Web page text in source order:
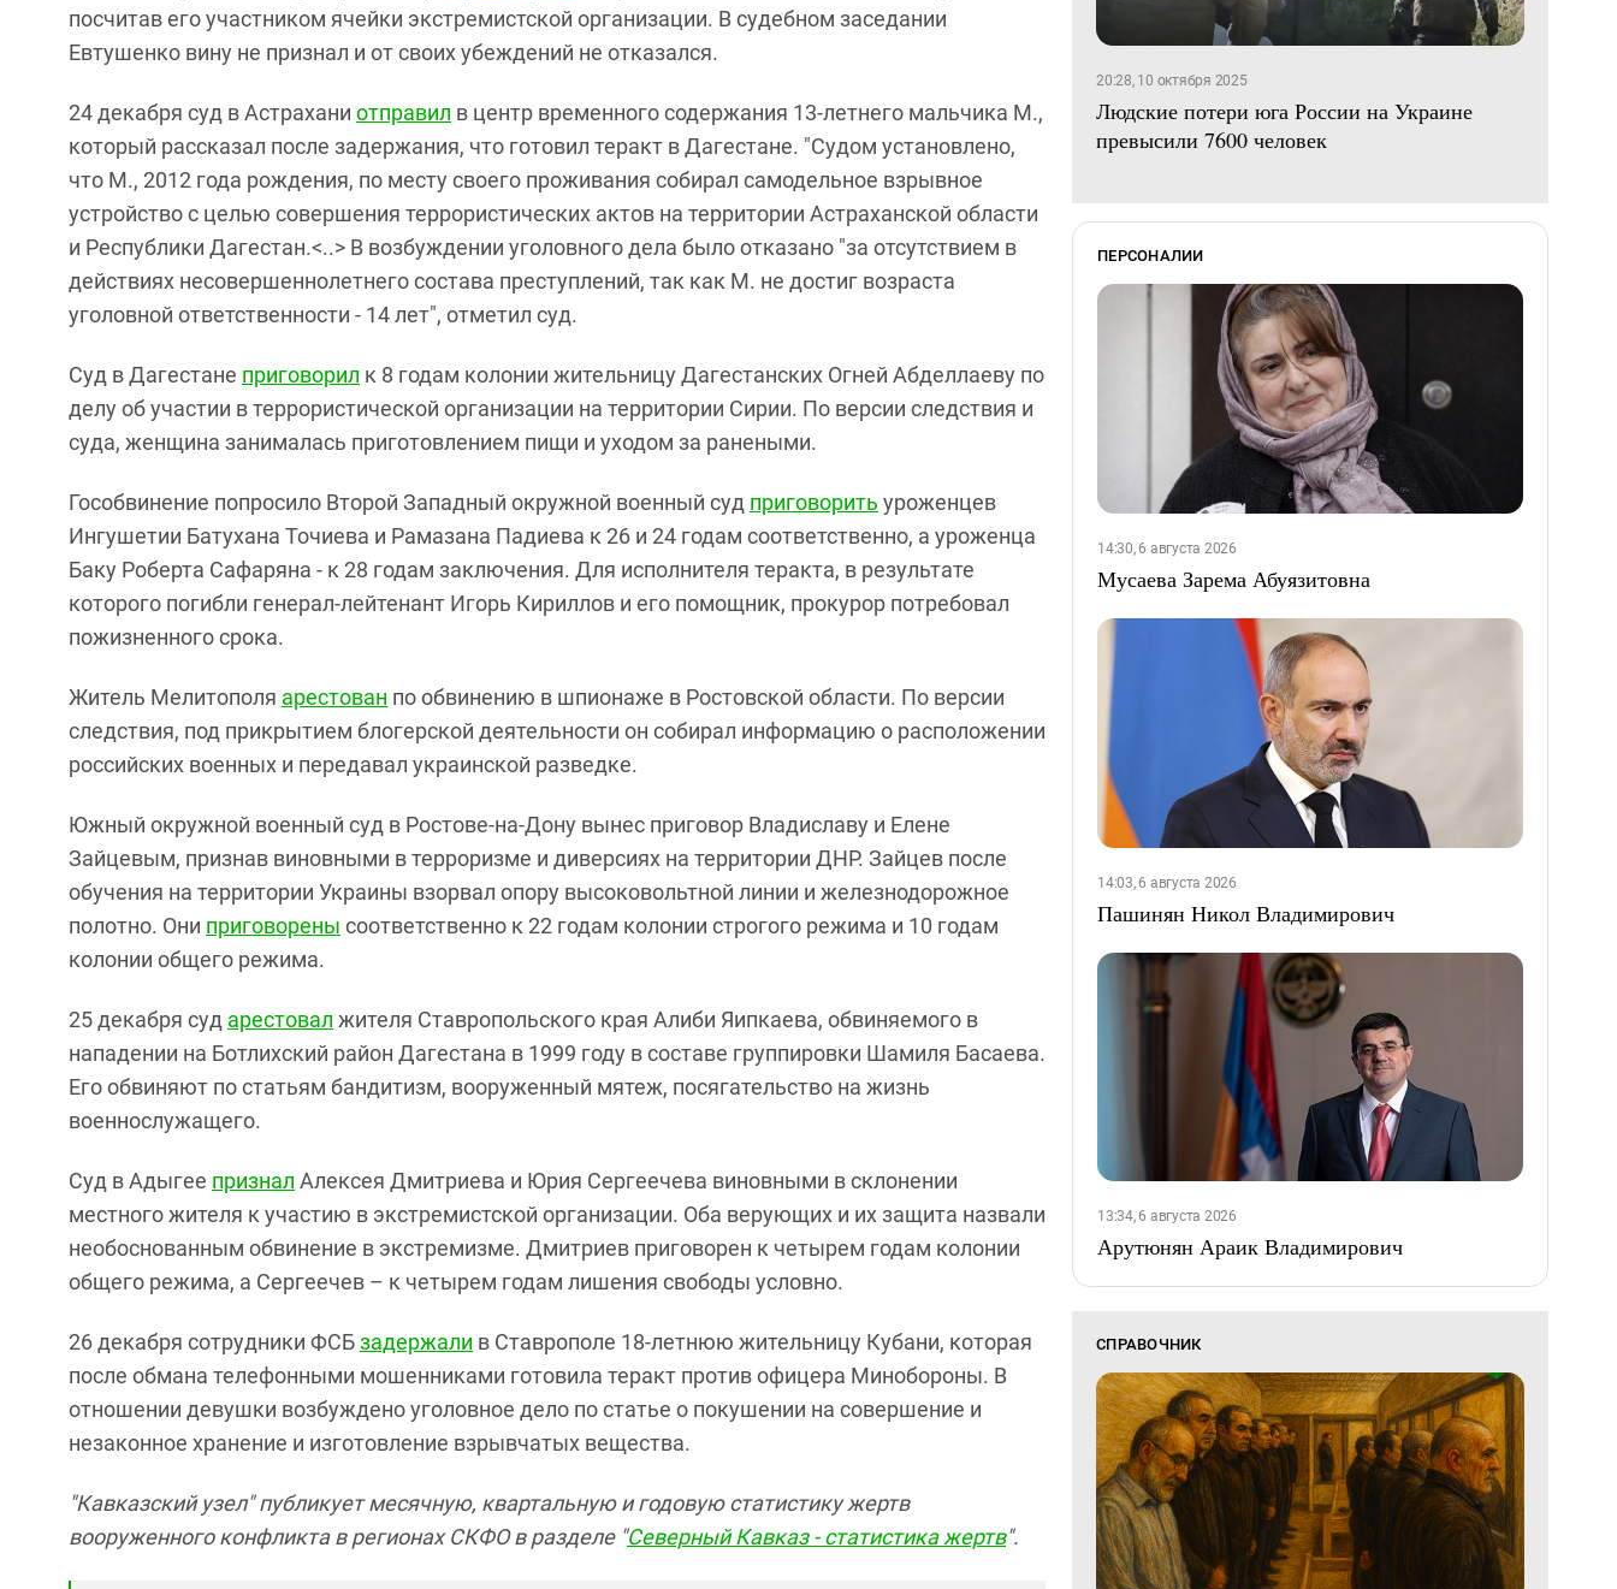
посчитав его участником ячейки экстремистской организации. В судебном заседании
Евтушенко вину не признал и от своих убеждений не отказался.
24 декабря суд в Астрахани отправил в центр временного содержания 13-летнего мальчика М.,
который рассказал после задержания, что готовил теракт в Дагестане. "Судом установлено,
что М., 2012 года рождения, по месту своего проживания собирал самодельное взрывное
устройство с целью совершения террористических актов на территории Астраханской области
и Республики Дагестан.<..> В возбуждении уголовного дела было отказано "за отсутствием в
действиях несовершеннолетнего состава преступлений, так как М. не достиг возраста
уголовной ответственности - 14 лет", отметил суд.
Суд в Дагестане приговорил к 8 годам колонии жительницу Дагестанских Огней Абделлаеву по
делу об участии в террористической организации на территории Сирии. По версии следствия и
суда, женщина занималась приготовлением пищи и уходом за ранеными.
Гособвинение попросило Второй Западный окружной военный суд приговорить уроженцев
Ингушетии Батухана Точиева и Рамазана Падиева к 26 и 24 годам соответственно, а уроженца
Баку Роберта Сафаряна - к 28 годам заключения. Для исполнителя теракта, в результате
которого погибли генерал-лейтенант Игорь Кириллов и его помощник, прокурор потребовал
пожизненного срока.
Житель Мелитополя арестован по обвинению в шпионаже в Ростовской области. По версии
следствия, под прикрытием блогерской деятельности он собирал информацию о расположении
российских военных и передавал украинской разведке.
Южный окружной военный суд в Ростове-на-Дону вынес приговор Владиславу и Елене
Зайцевым, признав виновными в терроризме и диверсиях на территории ДНР. Зайцев после
обучения на территории Украины взорвал опору высоковольтной линии и железнодорожное
полотно. Они приговорены соответственно к 22 годам колонии строгого режима и 10 годам
колонии общего режима.
25 декабря суд арестовал жителя Ставропольского края Алиби Яипкаева, обвиняемого в
нападении на Ботлихский район Дагестана в 1999 году в составе группировки Шамиля Басаева.
Его обвиняют по статьям бандитизм, вооруженный мятеж, посягательство на жизнь
военнослужащего.
Суд в Адыгее признал Алексея Дмитриева и Юрия Сергеечева виновными в склонении
местного жителя к участию в экстремистской организации. Оба верующих и их защита назвали
необоснованным обвинение в экстремизме. Дмитриев приговорен к четырем годам колонии
общего режима, а Сергеечев – к четырем годам лишения свободы условно.
26 декабря сотрудники ФСБзадержали в Ставрополе 18-летнюю жительницу Кубани, которая
после обмана телефонными мошенниками готовила теракт против офицера Минобороны. В
отношении девушки возбуждено уголовное дело по статье о покушении на совершение и
незаконное хранение и изготовление взрывчатых вещества.
"Кавказский узел" публикует месячную, квартальную и годовую статистику жертв
вооруженного конфликта в регионах СКФО в разделе "Северный Кавказ - статистика жертв".
20:28, 10 октября 2025
Людские потери юга России на Украине
превысили 7600 человек
ПЕРСОНАЛИИ
14:30, 6 августа 2026
Мусаева Зарема Абуязитовна
14:03, 6 августа 2026
Пашинян Никол Владимирович
13:34, 6 августа 2026
Арутюнян Араик Владимирович
СПРАВОЧНИК